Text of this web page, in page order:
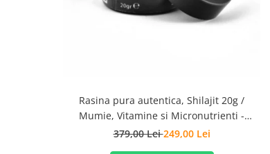
Rasina pura autentica, Shilajit 20g /
Mumie, Vitamine si Micronutrienti -
Vitadote
379,00 Lei249,00 Lei